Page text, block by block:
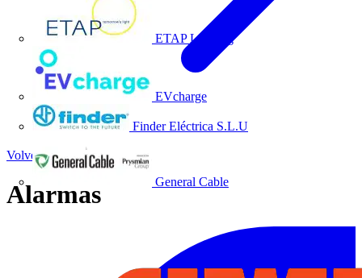
ETAP Lighting
EVcharge
Finder Eléctrica S.L.U
General Cable
Volver a Noticias
Alarmas